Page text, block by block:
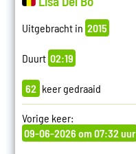
Uitgebracht in 2015
Duurt 02:19
62 keer gedraaid
Vorige keer:
09-06-2026 om 07:32 uur